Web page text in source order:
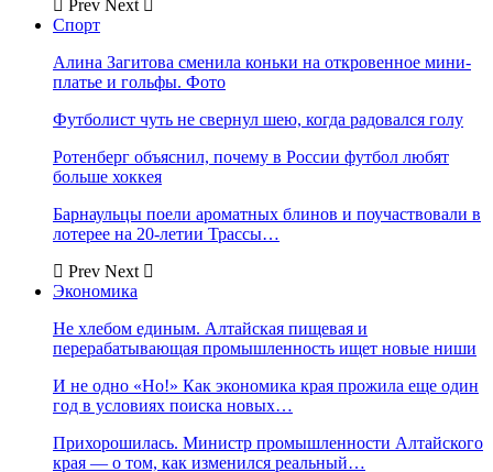
Prev Next
Спорт
Алина Загитова сменила коньки на откровенное мини-
платье и гольфы. Фото
Футболист чуть не свернул шею, когда радовался голу
Ротенберг объяснил, почему в России футбол любят
больше хоккея
Барнаульцы поели ароматных блинов и поучаствовали в
лотерее на 20-летии Трассы…
Prev Next
Экономика
Не хлебом единым. Алтайская пищевая и
перерабатывающая промышленность ищет новые ниши
И не одно «Но!» Как экономика края прожила еще один
год в условиях поиска новых…
Прихорошилась. Министр промышленности Алтайского
края — о том, как изменился реальный…